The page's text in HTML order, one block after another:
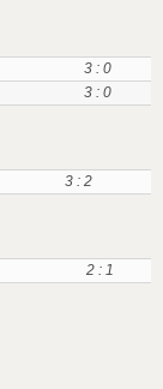
3 : 0
3 : 0
3 : 2
2 : 1